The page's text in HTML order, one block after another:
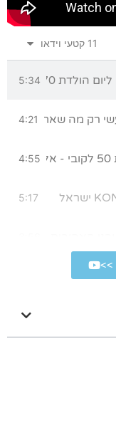
11 קטעי וידאו
5:34
רק מה שאת אוהבת
4:21
4:55
5:17
5:43
>>